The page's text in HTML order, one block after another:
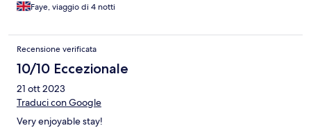
Faye, viaggio di 4 notti
Recensione verificata
10/10 Eccezionale
21 ott 2023
Traduci con Google
Very enjoyable stay!